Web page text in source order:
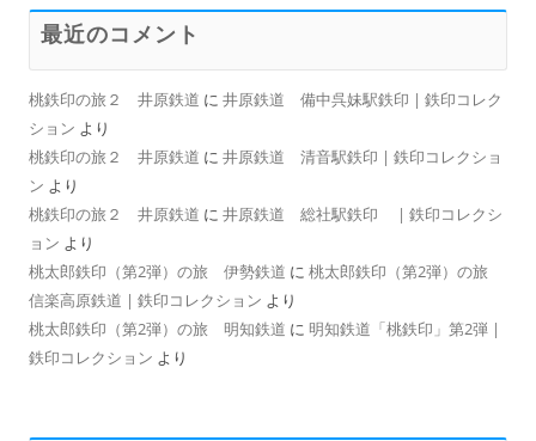
最近のコメント
桃鉄印の旅２ 井原鉄道 に 井原鉄道 備中呉妹駅鉄印 | 鉄印コレク
ション より
桃鉄印の旅２ 井原鉄道 に 井原鉄道 清音駅鉄印 | 鉄印コレクショ
ン より
桃鉄印の旅２ 井原鉄道 に 井原鉄道 総社駅鉄印 | 鉄印コレクシ
ョン より
桃太郎鉄印（第2弾）の旅 伊勢鉄道 に 桃太郎鉄印（第2弾）の旅
信楽高原鉄道 | 鉄印コレクション より
桃太郎鉄印（第2弾）の旅 明知鉄道 に 明知鉄道「桃鉄印」第2弾 |
鉄印コレクション より